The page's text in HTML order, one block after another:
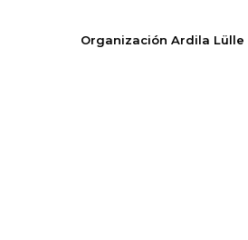
Organización Ardila Lülle